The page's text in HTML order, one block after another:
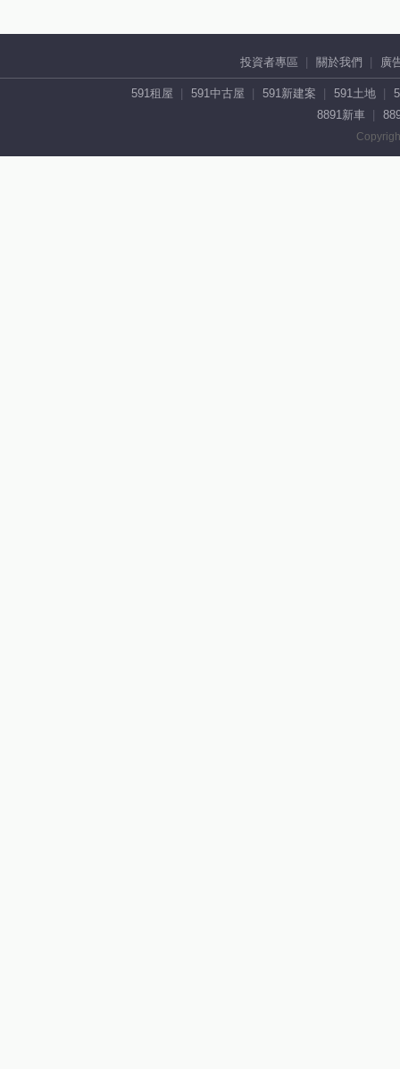
投資者專區 關於我們 廣
591租屋 591中古屋 591新建案 591土地
8891新車